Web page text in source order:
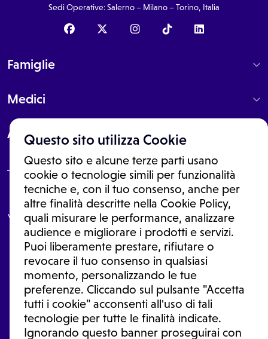
Questo sito utilizza Cookie
Questo sito e alcune terze parti usano
cookie o tecnologie simili per funzionalità
tecniche e, con il tuo consenso, anche per
altre finalità descritte nella Cookie Policy,
quali misurare le performance, analizzare
audience e migliorare i prodotti e servizi.
Puoi liberamente prestare, rifiutare o
revocare il tuo consenso in qualsiasi
momento, personalizzando le tue
preferenze. Cliccando sul pulsante "Accetta
tutti i cookie" acconsenti all'uso di tali
tecnologie per tutte le finalità indicate.
Ignorando questo banner proseguirai con
Sedi Operative: Salerno – Milano – Torino, Italia
Famiglie
Medici
About
Le informazioni proposte in questo sito non sono un consulto medico.
In nessun caso, queste informazioni sostituiscono un consulto, una
visita o una diagnosi formulata dal medico. Non si devono considerare
le informazioni disponibili come suggerimenti per la formulazione di
una diagnosi, la determinazione di un trattamento o l'assunzione o
sospensione di un farmaco senza prima consultare un medico di
medicina generale o uno specialista.
Condizioni di utilizzo|Privacy Policy |Gestione Cookie
Ⓒ 2026 | Tutti i diritti riservati.